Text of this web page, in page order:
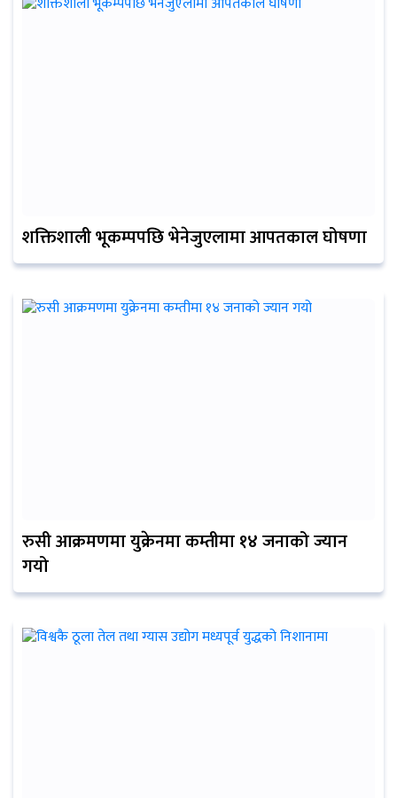
शक्तिशाली भूकम्पपछि भेनेजुएलामा आपतकाल घोषणा
रुसी आक्रमणमा युक्रेनमा कम्तीमा १४ जनाको ज्यान
गयो